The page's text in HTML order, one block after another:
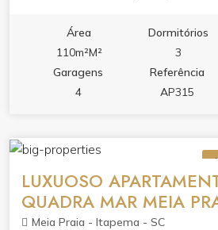
sacada com churrasqueira.
com gesso, infraestrutura para
condicionado, móveis planejados,
individuais. Tudo pensado para
estar social, hall de entrada
entrada para banhistas e box de
interfone, internet e medidores
completam a estrutura.
Área
110m²M²
Dormitórios
3
Garagens
4
Referência
AP315
LUXUOSO
QUADRA MAR MEIA
Meia Praia - Itapema - SC